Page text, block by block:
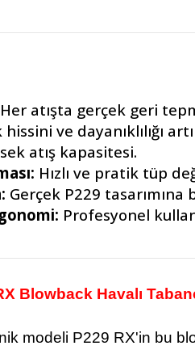
Her atışta gerçek geri
ve dayanıklılığı
atış kapasitesi.
Hızlı ve pratik tüp
Gerçek P229 tasarımına
Profesyonel
Blowback Havalı
modeli P229 RX'in bu